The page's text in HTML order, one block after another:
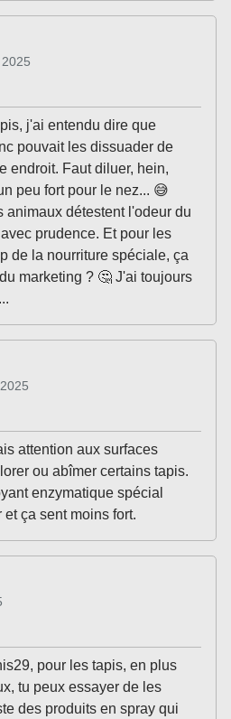
j'ai entendu dire que
pouvait les dissuader de
endroit. Faut diluer, hein,
peu fort pour le nez... 😅
animaux détestent l'odeur du
prudence. Et pour les
de la nourriture spéciale, ça
marketing ? 🤔 J'ai toujours
attention aux surfaces
ou abîmer certains tapis.
enzymatique spécial
ça sent moins fort.
pour les tapis, en plus
tu peux essayer de les
des produits en spray qui